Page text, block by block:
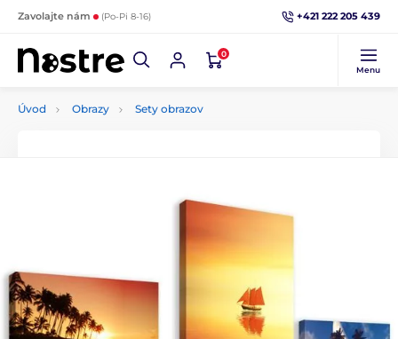
Zavolajte nám (Po-Pi 8-16) +421 222 205 439
0
Menu
Úvod Obrazy Sety obrazov